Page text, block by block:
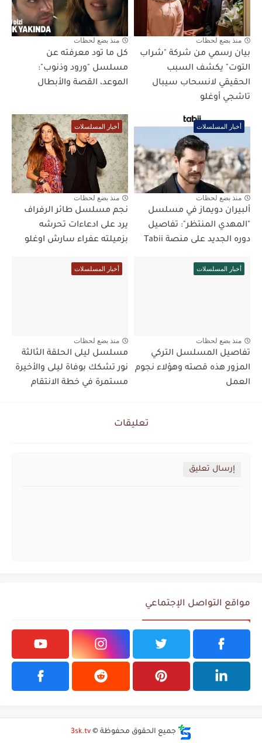
منذ بضع لحظات
بيان رسمي من شركة "شراب
التوت" يكشف السبب
الحقيقي لانسحاب سيبال
تاشجي أوغلو
منذ بضع لحظات
كل ما تود معرفته عن
مسلسل "ورود وذنوب":
الموعد، القصة والأبطال
أخبار المسلسلات
منذ بضع لحظات
ألبيران دويماز في مسلسل
"المهدي المنتظر": تفاصيل
دوره الجديد على منصة Tabii
أخبار المسلسلات
منذ بضع لحظات
نجم مسلسل طائر الرفراف
يرد على ادعاءات تحرشه
بزميلته عفراء سارش اوغلو
أخبار المسلسلات
منذ بضع لحظات
تفاصيل المسلسل التركي
المزور هذه قصته وهؤلاء نجوم
العمل
أخبار المسلسلات
منذ بضع لحظات
مسلسل ليلى الحلقة الثالثة
نور تشكك بوفاة ليلى والأخيرة
مستمرة في خطة الانتقام
تعليقات
إرسال تعليق
مواقع التواصل الإجتماعي
جميع الحقوق محفوظة © 3sk.tv